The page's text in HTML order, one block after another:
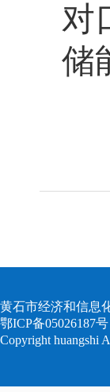
对
储
黄石市经济和信息
鄂ICP备05026187号
Copyright huangshi